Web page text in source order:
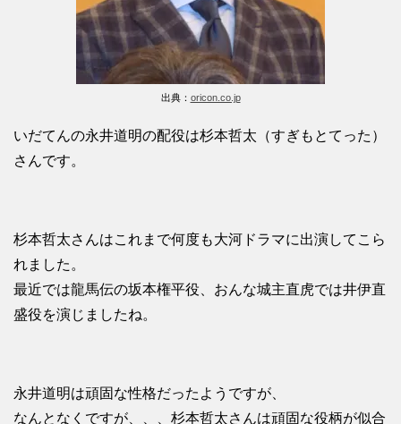
出典： oricon.co.jp
いだてんの永井道明の配役は杉本哲太（すぎもとてった）
さんです。
杉本哲太さんはこれまで何度も大河ドラマに出演してこら
れました。
最近では龍馬伝の坂本権平役、おんな城主直虎では井伊直
盛役を演じましたね。
永井道明は頑固な性格だったようですが、
なんとなくですが、、、杉本哲太さんは頑固な役柄が似合